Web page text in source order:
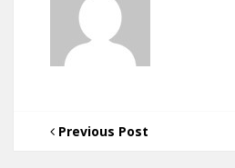
Previous Post